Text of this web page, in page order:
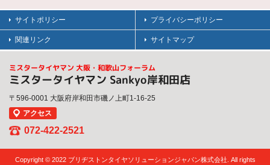
サイトポリシー プライバシーポリシー
関連リンク サイトマップ
ミスタータイヤマン 大阪・和歌山フォーラム
ミスタータイヤマン Sankyo岸和田店
〒596-0001 大阪府岸和田市磯ノ上町1-16-25
アクセス
072-422-2521
Copyright © 2022 ブリヂストンタイヤソリューションジャパン株式会社. All rights